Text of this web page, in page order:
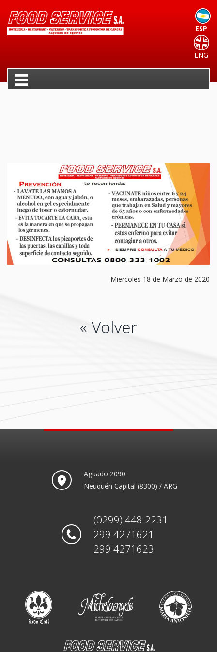
ESP
ENG
Miércoles 18 de Marzo de 2020
« Volver
Aguado 2090
Neuquén Capital (8300) / ARG
(0299) 448 2231
299 4271621
299 4271623